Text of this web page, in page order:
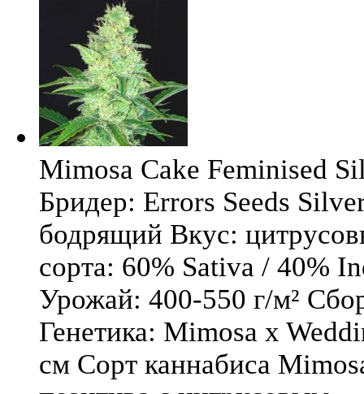
Mimosa Cake Feminised
Бридер: Errors Seeds
бодрящий Вкус:
сорта: 60% Sativa / 40%
Урожай: 400-550 г/м²
Генетика: Mimosa x
см Сорт каннабиса